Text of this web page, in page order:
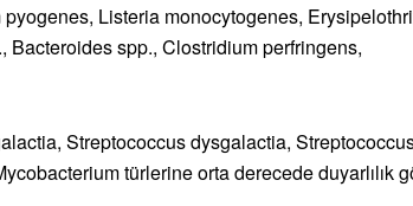
Listeria monocytogenes,
spp., Clostridium perfringens,
Streptococcus dysgalactia,
türlerine orta derecede duyarlılık